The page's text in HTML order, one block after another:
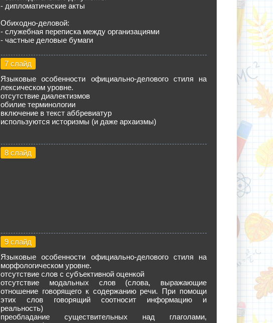
- дипломатические акты
Обиходно-деловой:
- служебная переписка между организациями
- частные деловые бумаги
7 слайд
Языковые особенности официально-делового стиля на
лексическом уровне.
отсутствие диалектизмов
обилие терминологии
включение в текст аббревиатур
используются историзмы (и даже архаизмы)
8 слайд
9 слайд
Языковые особенности официально-делового стиля на
морфологическом уровне.
отсутствие слов с субъективной оценкой
отсутствие модальных слов (слова, выражающие
отношение говорящего к содержанию речи. При помощи
этих слов говорящий соотносит информацию и
реальность)
преобладание существительных над глаголами,